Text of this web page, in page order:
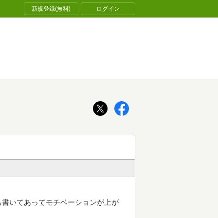
新規登録(無料) ログイン
いてあってモチベーションが上が